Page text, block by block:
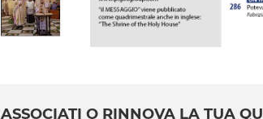
ASSOCIATI O RINNOVA LA TUA